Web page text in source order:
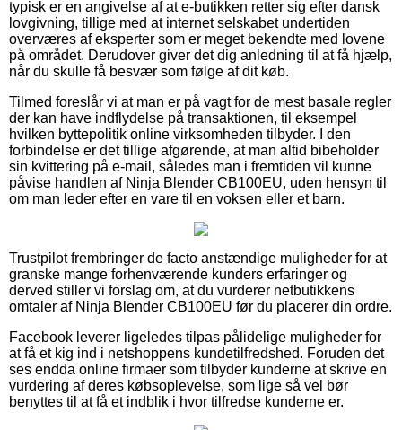
typisk er en angivelse af at e-butikken retter sig efter dansk
lovgivning, tillige med at internet selskabet undertiden
overværes af eksperter som er meget bekendte med lovene
på området. Derudover giver det dig anledning til at få hjælp,
når du skulle få besvær som følge af dit køb.
Tilmed foreslår vi at man er på vagt for de mest basale regler
der kan have indflydelse på transaktionen, til eksempel
hvilken byttepolitik online virksomheden tilbyder. I den
forbindelse er det tillige afgørende, at man altid bibeholder
sin kvittering på e-mail, således man i fremtiden vil kunne
påvise handlen af Ninja Blender CB100EU, uden hensyn til
om man leder efter en vare til en voksen eller et barn.
Trustpilot frembringer de facto anstændige muligheder for at
granske mange forhenværende kunders erfaringer og
derved stiller vi forslag om, at du vurderer netbutikkens
omtaler af Ninja Blender CB100EU før du placerer din ordre.
Facebook leverer ligeledes tilpas pålidelige muligheder for
at få et kig ind i netshoppens kundetilfredshed. Foruden det
ses endda online firmaer som tilbyder kunderne at skrive en
vurdering af deres købsoplevelse, som lige så vel bør
benyttes til at få et indblik i hvor tilfredse kunderne er.